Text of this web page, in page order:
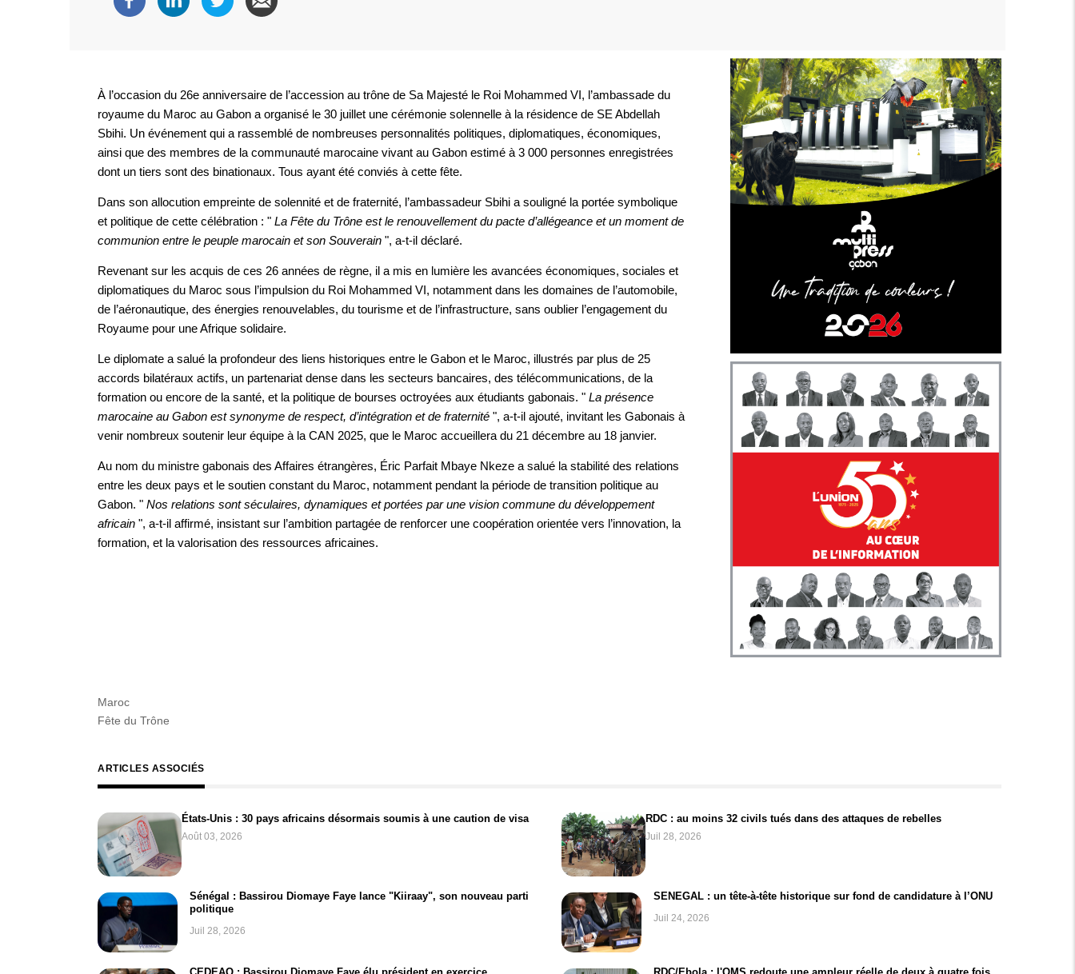
À l’occasion du 26e anniversaire de l’accession au trône de Sa Majesté le Roi Mohammed VI, l’ambassade du
royaume du Maroc au Gabon a organisé le 30 juillet une cérémonie solennelle à la résidence de SE Abdellah
Sbihi. Un événement qui a rassemblé de nombreuses personnalités politiques, diplomatiques, économiques,
ainsi que des membres de la communauté marocaine vivant au Gabon estimé à 3 000 personnes enregistrées
dont un tiers sont des binationaux. Tous ayant été conviés à cette fête.
Dans son allocution empreinte de solennité et de fraternité, l’ambassadeur Sbihi a souligné la portée symbolique
et politique de cette célébration : " La Fête du Trône est le renouvellement du pacte d’allégeance et un moment de
communion entre le peuple marocain et son Souverain ", a-t-il déclaré.
Revenant sur les acquis de ces 26 années de règne, il a mis en lumière les avancées économiques, sociales et
diplomatiques du Maroc sous l’impulsion du Roi Mohammed VI, notamment dans les domaines de l’automobile,
de l’aéronautique, des énergies renouvelables, du tourisme et de l’infrastructure, sans oublier l’engagement du
Royaume pour une Afrique solidaire.
Le diplomate a salué la profondeur des liens historiques entre le Gabon et le Maroc, illustrés par plus de 25
accords bilatéraux actifs, un partenariat dense dans les secteurs bancaires, des télécommunications, de la
formation ou encore de la santé, et la politique de bourses octroyées aux étudiants gabonais. " La présence
marocaine au Gabon est synonyme de respect, d’intégration et de fraternité ", a-t-il ajouté, invitant les Gabonais à
venir nombreux soutenir leur équipe à la CAN 2025, que le Maroc accueillera du 21 décembre au 18 janvier.
Au nom du ministre gabonais des Affaires étrangères, Éric Parfait Mbaye Nkeze a salué la stabilité des relations
entre les deux pays et le soutien constant du Maroc, notamment pendant la période de transition politique au
Gabon. " Nos relations sont séculaires, dynamiques et portées par une vision commune du développement
africain ", a-t-il affirmé, insistant sur l’ambition partagée de renforcer une coopération orientée vers l’innovation, la
formation, et la valorisation des ressources africaines.
Maroc
Fête du Trône
ARTICLES ASSOCIÉS
États-Unis : 30 pays africains désormais soumis à une caution de visa
Août 03, 2026
RDC : au moins 32 civils tués dans des attaques de rebelles
Juil 28, 2026
Sénégal : Bassirou Diomaye Faye lance "Kiiraay", son nouveau parti
politique
Juil 28, 2026
SENEGAL : un tête-à-tête historique sur fond de candidature à l’ONU
Juil 24, 2026